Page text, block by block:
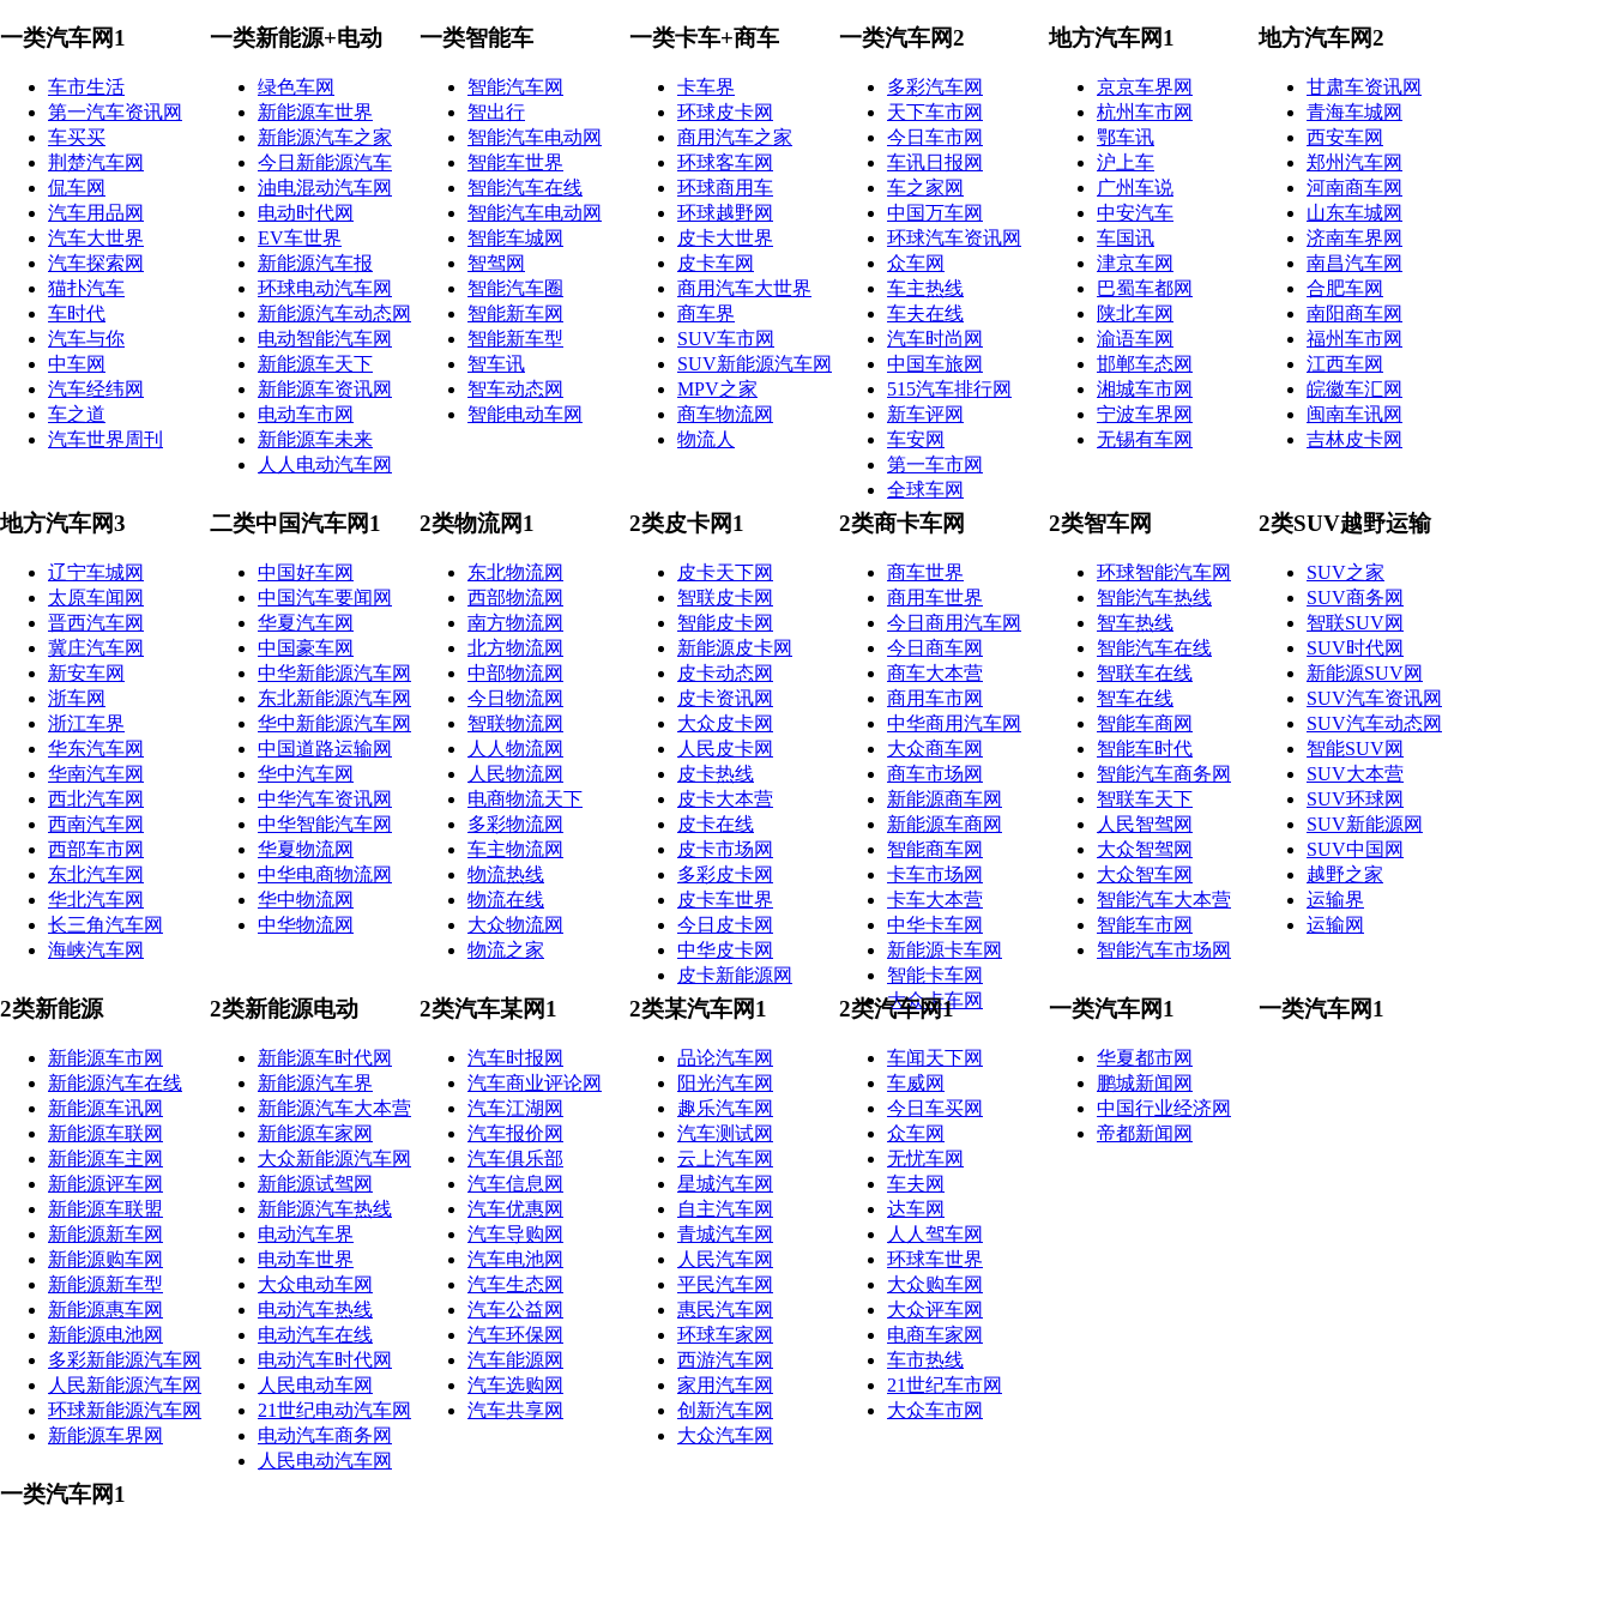
一类汽车网1
车市生活
第一汽车资讯网
车买买
荆楚汽车网
侃车网
汽车用品网
汽车大世界
汽车探索网
猫扑汽车
车时代
汽车与你
中车网
汽车经纬网
车之道
汽车世界周刊
一类新能源+电动
绿色车网
新能源车世界
新能源汽车之家
今日新能源汽车
油电混动汽车网
电动时代网
EV车世界
新能源汽车报
环球电动汽车网
新能源汽车动态网
电动智能汽车网
新能源车天下
新能源车资讯网
电动车市网
新能源车未来
人人电动汽车网
一类智能车
智能汽车网
智出行
智能汽车电动网
智能车世界
智能汽车在线
智能汽车电动网
智能车城网
智驾网
智能汽车圈
智能新车网
智能新车型
智车讯
智车动态网
智能电动车网
一类卡车+商车
卡车界
环球皮卡网
商用汽车之家
环球客车网
环球商用车
环球越野网
皮卡大世界
皮卡车网
商用汽车大世界
商车界
SUV车市网
SUV新能源汽车网
MPV之家
商车物流网
物流人
一类汽车网2
多彩汽车网
天下车市网
今日车市网
车讯日报网
车之家网
中国万车网
环球汽车资讯网
众车网
车主热线
车夫在线
汽车时尚网
中国车旅网
515汽车排行网
新车评网
车安网
第一车市网
全球车网
地方汽车网1
京京车界网
杭州车市网
鄂车讯
沪上车
广州车说
中安汽车
车国讯
津京车网
巴蜀车都网
陕北车网
渝语车网
邯郸车态网
湘城车市网
宁波车界网
无锡有车网
地方汽车网2
甘肃车资讯网
青海车城网
西安车网
郑州汽车网
河南商车网
山东车城网
济南车界网
南昌汽车网
合肥车网
南阳商车网
福州车市网
江西车网
皖徽车汇网
闽南车讯网
吉林皮卡网
地方汽车网3
辽宁车城网
太原车闻网
晋西汽车网
冀庄汽车网
新安车网
浙车网
浙江车界
华东汽车网
华南汽车网
西北汽车网
西南汽车网
西部车市网
东北汽车网
华北汽车网
长三角汽车网
海峡汽车网
二类中国汽车网1
中国好车网
中国汽车要闻网
华夏汽车网
中国豪车网
中华新能源汽车网
东北新能源汽车网
华中新能源汽车网
中国道路运输网
华中汽车网
中华汽车资讯网
中华智能汽车网
华夏物流网
中华电商物流网
华中物流网
中华物流网
2类物流网1
东北物流网
西部物流网
南方物流网
北方物流网
中部物流网
今日物流网
智联物流网
人人物流网
人民物流网
电商物流天下
多彩物流网
车主物流网
物流热线
物流在线
大众物流网
物流之家
2类皮卡网1
皮卡天下网
智联皮卡网
智能皮卡网
新能源皮卡网
皮卡动态网
皮卡资讯网
大众皮卡网
人民皮卡网
皮卡热线
皮卡大本营
皮卡在线
皮卡市场网
多彩皮卡网
皮卡车世界
今日皮卡网
中华皮卡网
皮卡新能源网
2类商卡车网
商车世界
商用车世界
今日商用汽车网
今日商车网
商车大本营
商用车市网
中华商用汽车网
大众商车网
商车市场网
新能源商车网
新能源车商网
智能商车网
卡车市场网
卡车大本营
中华卡车网
新能源卡车网
智能卡车网
大众卡车网
2类智车网
环球智能汽车网
智能汽车热线
智车热线
智能汽车在线
智联车在线
智车在线
智能车商网
智能车时代
智能汽车商务网
智联车天下
人民智驾网
大众智驾网
大众智车网
智能汽车大本营
智能车市网
智能汽车市场网
2类SUV越野运输
SUV之家
SUV商务网
智联SUV网
SUV时代网
新能源SUV网
SUV汽车资讯网
SUV汽车动态网
智能SUV网
SUV大本营
SUV环球网
SUV新能源网
SUV中国网
越野之家
运输界
运输网
2类新能源
新能源车市网
新能源汽车在线
新能源车讯网
新能源车联网
新能源车主网
新能源评车网
新能源车联盟
新能源新车网
新能源购车网
新能源新车型
新能源惠车网
新能源电池网
多彩新能源汽车网
人民新能源汽车网
环球新能源汽车网
新能源车界网
2类新能源电动
新能源车时代网
新能源汽车界
新能源汽车大本营
新能源车家网
大众新能源汽车网
新能源试驾网
新能源汽车热线
电动汽车界
电动车世界
大众电动车网
电动汽车热线
电动汽车在线
电动汽车时代网
人民电动车网
21世纪电动汽车网
电动汽车商务网
人民电动汽车网
2类汽车某网1
汽车时报网
汽车商业评论网
汽车江湖网
汽车报价网
汽车俱乐部
汽车信息网
汽车优惠网
汽车导购网
汽车电池网
汽车生态网
汽车公益网
汽车环保网
汽车能源网
汽车选购网
汽车共享网
2类某汽车网1
品论汽车网
阳光汽车网
趣乐汽车网
汽车测试网
云上汽车网
星城汽车网
自主汽车网
青城汽车网
人民汽车网
平民汽车网
惠民汽车网
环球车家网
西游汽车网
家用汽车网
创新汽车网
大众汽车网
2类汽车网1
车闻天下网
车威网
今日车买网
众车网
无忧车网
车夫网
达车网
人人驾车网
环球车世界
大众购车网
大众评车网
电商车家网
车市热线
21世纪车市网
大众车市网
一类汽车网1
华夏都市网
鹏城新闻网
中国行业经济网
帝都新闻网
一类汽车网1
一类汽车网1